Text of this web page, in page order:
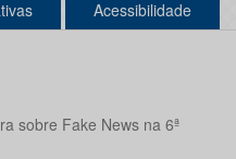
Acessibilidade
sobre Fake News na 6ª